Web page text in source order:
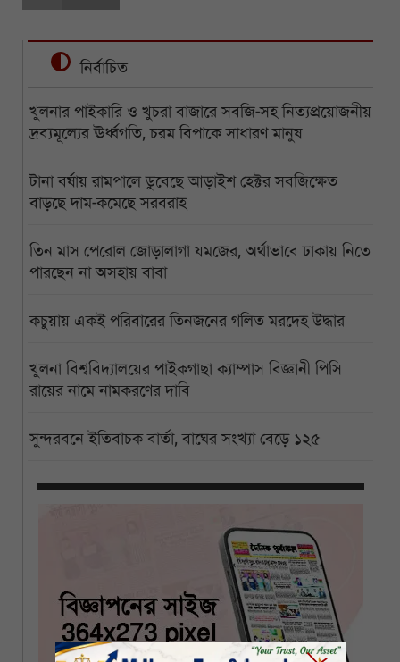
নির্বাচিত
খুলনার পাইকারি ও খুচরা বাজারে সবজি-সহ নিত্যপ্রয়োজনীয়
দ্রব্যমূল্যের ঊর্ধ্বগতি, চরম বিপাকে সাধারণ মানুষ
টানা বর্ষায় রামপালে ডুবেছে আড়াইশ হেক্টর সবজিক্ষেত
বাড়ছে দাম-কমেছে সরবরাহ
তিন মাস পেরোল জোড়ালাগা যমজের, অর্থাভাবে ঢাকায় নিতে
পারছেন না অসহায় বাবা
কচুয়ায় একই পরিবারের তিনজনের গলিত মরদেহ উদ্ধার
খুলনা বিশ্ববিদ্যালয়ের পাইকগাছা ক্যাম্পাস বিজ্ঞানী পিসি
রায়ের নামে নামকরণের দাবি
সুন্দরবনে ইতিবাচক বার্তা, বাঘের সংখ্যা বেড়ে ১২৫